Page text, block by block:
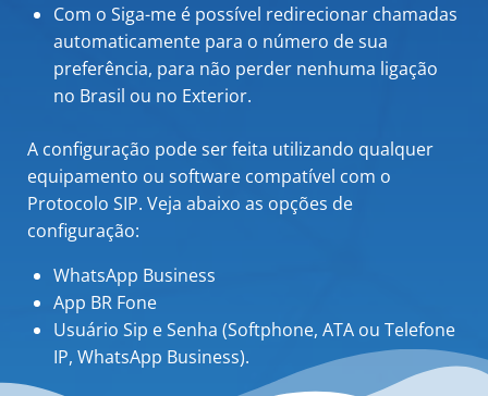
Com o Siga-me é possível redirecionar chamadas
automaticamente para o número de sua
preferência, para não perder nenhuma ligação
no Brasil ou no Exterior.
A configuração pode ser feita utilizando qualquer
equipamento ou software compatível com o
Protocolo SIP. Veja abaixo as opções de
configuração:
WhatsApp Business
App BR Fone
Usuário Sip e Senha (Softphone, ATA ou Telefone
IP, WhatsApp Business).